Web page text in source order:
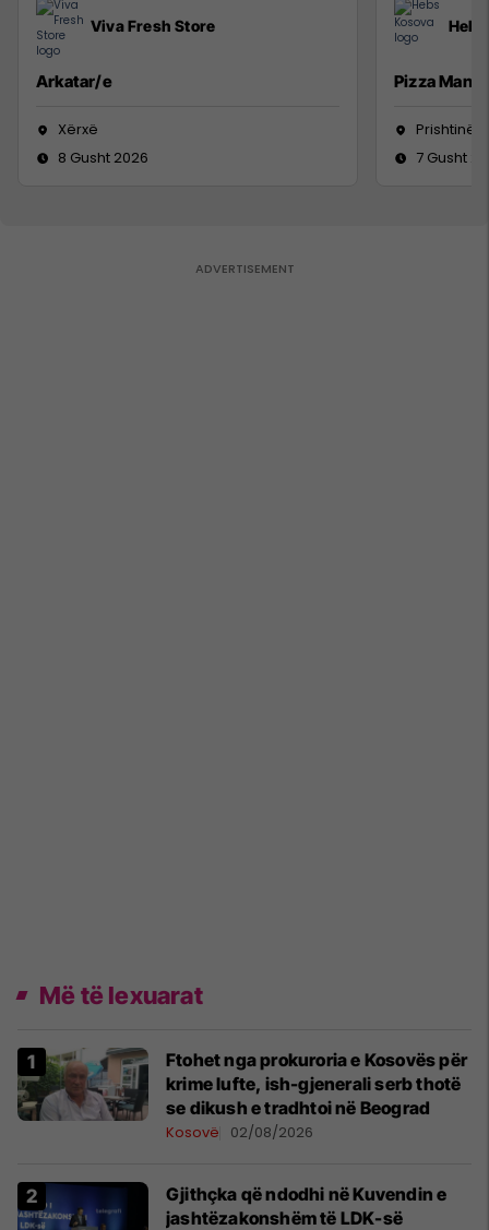
Viva Fresh Store
Arkatar/e
Xërxë
8 Gusht 2026
Pizza Man
Prishtinë
7 Gusht
Më të lexuarat
Ftohet nga prokuroria e Kosovës për
krime lufte, ish-gjenerali serb thotë
se dikush e tradhtoi në Beograd
Kosovë 02/08/2026
Gjithçka që ndodhi në Kuvendin e
jashtëzakonshëm të LDK-së